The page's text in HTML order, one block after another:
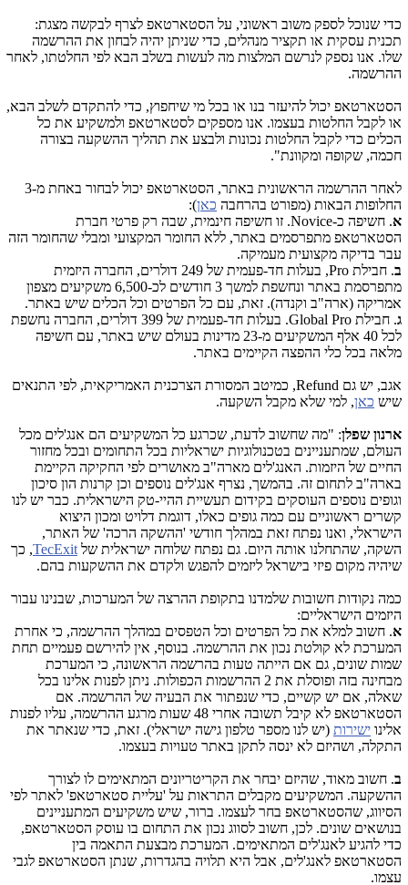
כדי שנוכל לספק משוב ראשוני, על הסטארטאפ לצרף לבקשה מצגת:
תכנית עסקית או תקציר מנהלים, כדי שניתן יהיה לבחון את ההרשמה
שלו. אנו נספק לנרשם המלצות מה לעשות בשלב הבא לפי החלטתו, לאחר
ההרשמה.
הסטארטאפ יכול להיעזר בנו או בכל מי שיחפוץ, כדי להתקדם לשלב הבא,
או לקבל החלטות בעצמו. אנו מספקים לסטארטאפ ולמשקיע את כל
הכלים כדי לקבל החלטות נכונות ולבצע את תהליך ההשקעה בצורה
חכמה, שקופה ומקוונת".
לאחר ההרשמה הראשונית באתר, הסטארטאפ יכול לבחור באחת מ-3
החלופות הבאות (מפורט בהרחבה כאן):
א
. חשיפה כ-Novice. זו חשיפה חינמית, שבה רק פרטי חברת
הסטארטאפ מתפרסמים באתר, ללא החומר המקצועי ומבלי שהחומר הזה
עבר בדיקה מקצועית מעמיקה.
ב
. חבילת Pro, בעלות חד-פעמית של 249 דולרים, החברה היזמית
מתפרסמת באתר ונחשפת למשך 3 חודשים לכ-6,500 משקיעים מצפון
אמריקה (ארה"ב וקנדה). זאת, עם כל הפרטים וכל הכלים שיש באתר.
ג
. חבילת Global Pro. בעלות חד-פעמית של 399 דולרים, החברה נחשפת
לכל 40 אלף המשקיעים מ-23 מדינות בעולם שיש באתר, עם חשיפה
מלאה בכל כלי ההפצה הקיימים באתר.
אגב, יש גם Refund, כמיטב המסורת הצרכנית האמריקאית, לפי התנאים
שיש כאן, למי שלא מקבל השקעה.
ארנון שפלן: "מה שחשוב לדעת, שכרגע כל המשקיעים הם אנג'לים מכל
העולם, שמתעניינים בטכנולוגיות ישראליות בכל התחומים ובכל מחזור
החיים של היזמות. האנג'לים מארה"ב מאושרים לפי החקיקה הקיימת
בארה"ב לתחום זה. בהמשך, נצרף אנג'לים נוספים וכן קרנות הון סיכון
וגופים נוספים העוסקים בקידום תעשיית ההיי-טק הישראלית. כבר יש לנו
קשרים ראשוניים עם כמה גופים כאלו, דוגמת דלויט ומכון היצוא
הישראלי, ואנו נפתח זאת במהלך חודשי 'ההשקה הרכה' של האתר,
השקה, שהתחלנו אותה היום. גם נפתח שלוחה ישראלית של TecExit, כך
שיהיה מקום פיזי בישראל ליזמים להפגש ולקדם את ההשקעות בהם.
כמה נקודות חשובות שלמדנו בתקופת ההרצה של המערכות, שבנינו עבור
היזמים הישראליים:
א. חשוב למלא את כל הפרטים וכל הטפסים במהלך ההרשמה, כי אחרת
המערכת לא קולטת נכון את ההרשמה. בנוסף, אין להירשם פעמיים תחת
שמות שונים, גם אם הייתה טעות בהרשמה הראשונה, כי המערכת
מבחינה בזה ופוסלת את 2 ההרשמות הכפולות. ניתן לפנות אלינו בכל
שאלה, אם יש קשיים, כדי שנפתור את הבעיה של ההרשמה. אם
הסטארטאפ לא קיבל תשובה אחרי 48 שעות מרגע ההרשמה, עליו לפנות
אלינו ישירות (יש לנו מספר טלפון גישה ישראלי). זאת, כדי שנאתר את
התקלה, ושהיזם לא ינסה לתקן באתר טעויות בעצמו.
ב. חשוב מאוד, שהיזם יבחר את הקריטריונים המתאימים לו לצורך
ההשקעה. המשקיעים מקבלים התראות על 'עליית סטארטאפ' לאתר לפי
הסיווג, שהסטארטאפ בחר לעצמו. ברור, שיש משקיעים המתעניינים
בנושאים שונים. לכן, חשוב לסווג נכון את התחום בו עוסק הסטארטאפ,
כדי להגיע לאנג'לים המתאימים. המערכת מבצעת התאמה בין
הסטארטאפ לאנג'לים, אבל היא תלויה בהגדרות, שנתן הסטארטאפ לגבי
עצמו.